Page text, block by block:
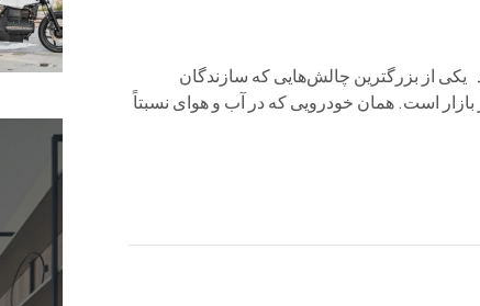
یکی از بزرگترین چالش‌هایی که سازندگان
بازار است. همان خودرویی که در آب و هوای نسبتاً